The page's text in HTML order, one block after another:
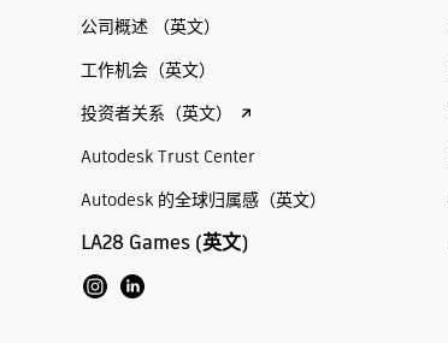
公司概述 （英文）
工作机会（英文）
投资者关系（英文）
Autodesk Trust Center
Autodesk 的全球归属感（英文）
LA28 Games (英文)